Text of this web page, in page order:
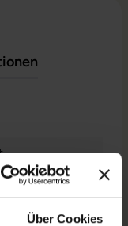
Über Cookies